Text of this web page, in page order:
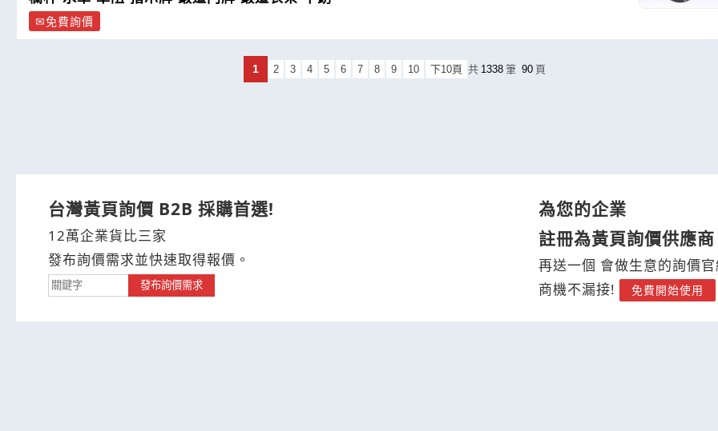
免費詢價
1 2 3 4 5 6 7 8 9 10 下10頁 共 1338 筆 90 頁
台灣黃頁詢價 B2B 採購首選!
12萬企業貨比三家
發布詢價需求並快速取得報價。
發布詢價需求
為您的企業
註冊為黃頁詢價供應商
再送一個 會做生意的詢價
商機不漏接!
免費開始使用